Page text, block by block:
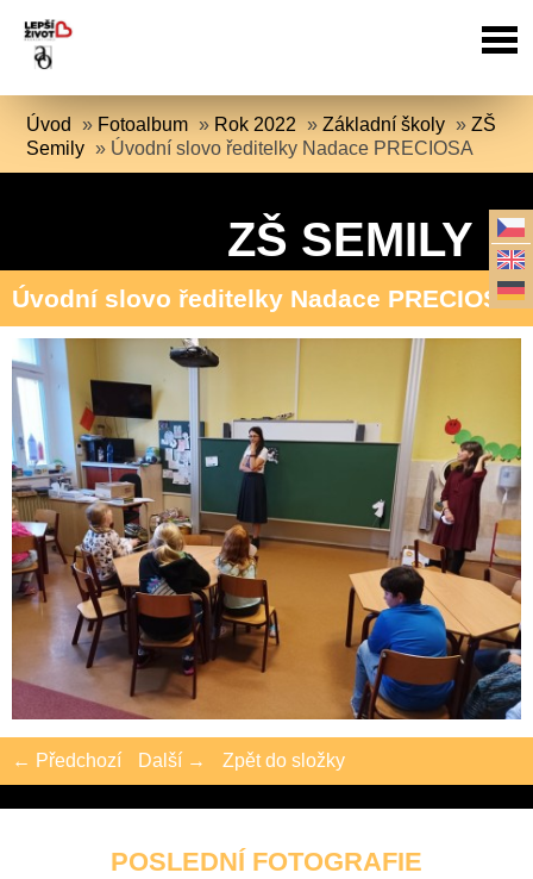
Úvod » Fotoalbum » Rok 2022 »Základní školy »ZŠ
Semily » Úvodní slovo ředitelky Nadace PRECIOSA
ZŠ SEMILY
Úvodní slovo ředitelky Nadace PRECIOSA
← Předchozí Další → Zpět do složky
POSLEDNÍ FOTOGRAFIE